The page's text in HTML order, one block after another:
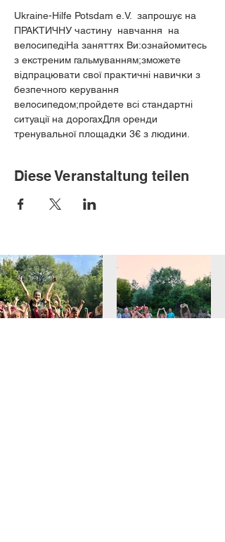
Ukraine-Hilfe Potsdam e.V.  запрошує на
ПРАКТИЧНУ частину  навчання  на
велосипедіНа заняттях Ви:ознайомитесь
з екстреним гальмуванням;зможете
відпрацювати свої практичні навички з
безпечного керування
велосипедом;пройдете всі стандартні
ситуації на дорогахДля оренди
тренувальної площадки 3€ з людини.
Diese Veranstaltung teilen